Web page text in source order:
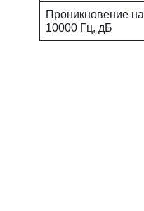
Проникновение на
10000 Гц, дБ